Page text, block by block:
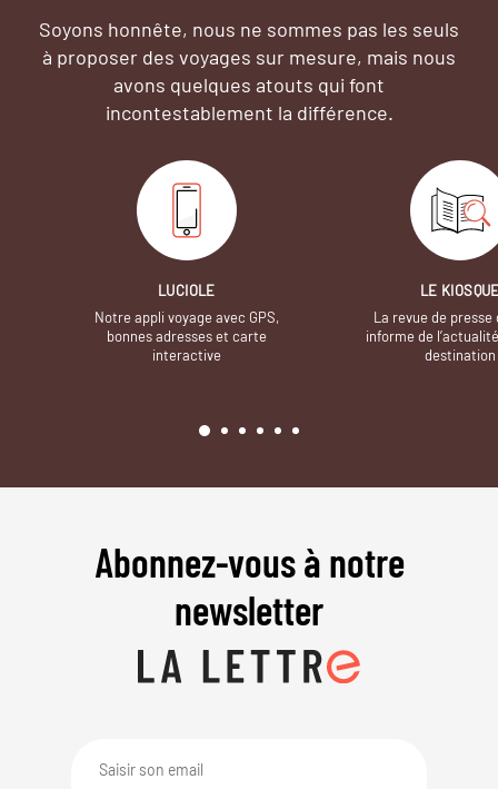
Soyons honnête, nous ne sommes pas les seuls
à proposer des voyages sur mesure, mais nous
avons quelques atouts qui font
incontestablement la différence.
LUCIOLE
Notre appli voyage avec GPS,
bonnes adresses et carte
interactive
LE
La revue de presse
informe de
destination
Abonnez-vous à notre
newsletter